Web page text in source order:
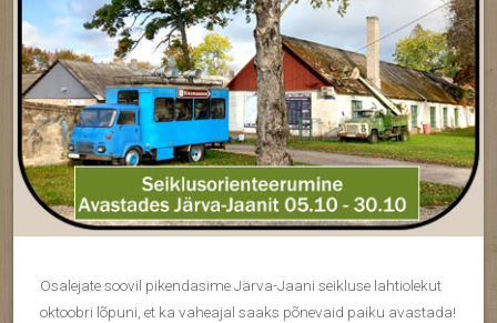
Osalejate soovil pikendasime Järva-Jaani seikluse lahtiolekut
oktoobri lõpuni, et ka vaheajal saaks põnevaid paiku avastada!